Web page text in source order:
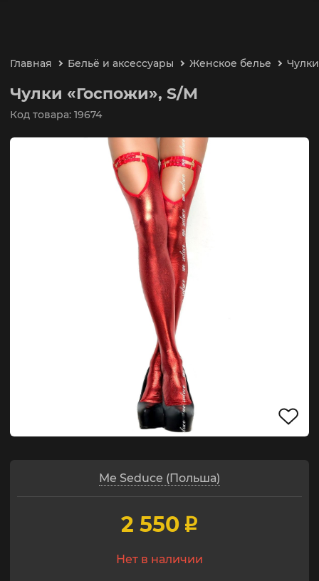
Главная Бельё и аксессуары Женское белье Чулки
Чулки «Госпожи», S/M
Код товара: 19674
Me Seduce (Польша)
2 550 p
Нет в наличии